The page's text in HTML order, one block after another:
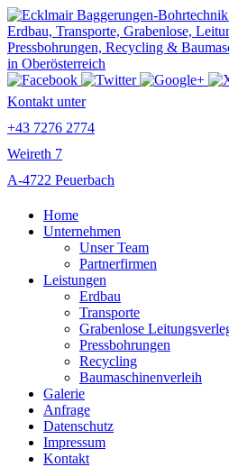
Kontakt unter
+43 7276 2774
Weireth 7
A-4722 Peuerbach
Home
Unternehmen
Unser Team
Partnerfirmen
Leistungen
Erdbau
Transporte
Grabenlose
Pressbohrungen
Recycling
Baumaschinenverleih
Galerie
Anfrage
Datenschutz
Impressum
Kontakt